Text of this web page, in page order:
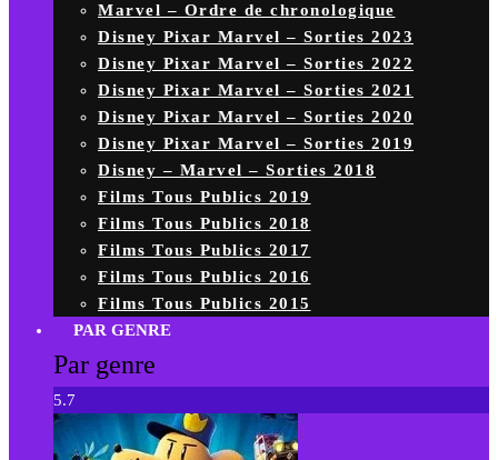
Marvel – Ordre de chronologique
Disney Pixar Marvel – Sorties 2023
Disney Pixar Marvel – Sorties 2022
Disney Pixar Marvel – Sorties 2021
Disney Pixar Marvel – Sorties 2020
Disney Pixar Marvel – Sorties 2019
Disney – Marvel – Sorties 2018
Films Tous Publics 2019
Films Tous Publics 2018
Films Tous Publics 2017
Films Tous Publics 2016
Films Tous Publics 2015
PAR GENRE
Par genre
5.7